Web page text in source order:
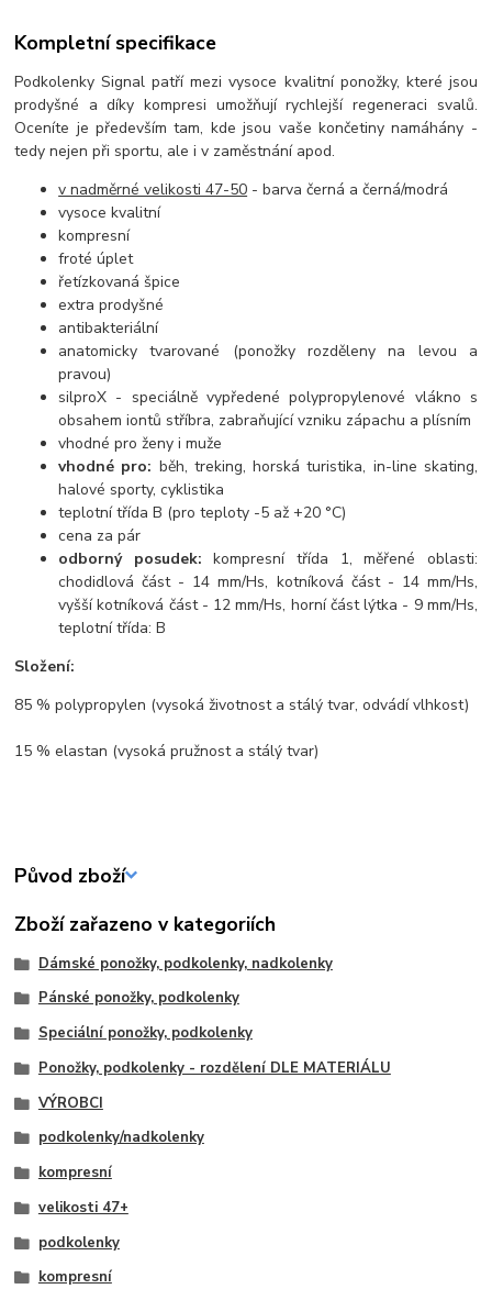
Kompletní specifikace
Podkolenky Signal patří mezi vysoce kvalitní ponožky, které jsou
prodyšné a díky kompresi umožňují rychlejší regeneraci svalů.
Oceníte je především tam, kde jsou vaše končetiny namáhány -
tedy nejen při sportu, ale i v zaměstnání apod.
v nadměrné velikosti 47-50 - barva černá a černá/modrá
vysoce kvalitní
kompresní
froté úplet
řetízkovaná špice
extra prodyšné
antibakteriální
anatomicky tvarované (ponožky rozděleny na levou a
pravou)
silproX - speciálně vypředené polypropylenové vlákno s
obsahem iontů stříbra, zabraňující vzniku zápachu a plísním
vhodné pro ženy i muže
vhodné pro: běh, treking, horská turistika, in-line skating,
halové sporty, cyklistika
teplotní třída B (pro teploty -5 až +20 °C)
cena za pár
odborný posudek: kompresní třída 1, měřené oblasti:
chodidlová část - 14 mm/Hs, kotníková část - 14 mm/Hs,
vyšší kotníková část - 12 mm/Hs, horní část lýtka - 9 mm/Hs,
teplotní třída: B
Složení:
85 % polypropylen (vysoká životnost a stálý tvar, odvádí vlhkost)
15 % elastan (vysoká pružnost a stálý tvar)
Původ zboží
Zboží zařazeno v kategoriích
Dámské ponožky, podkolenky, nadkolenky
Pánské ponožky, podkolenky
Speciální ponožky, podkolenky
Ponožky, podkolenky - rozdělení DLE MATERIÁLU
VÝROBCI
podkolenky/nadkolenky
kompresní
velikosti 47+
podkolenky
kompresní